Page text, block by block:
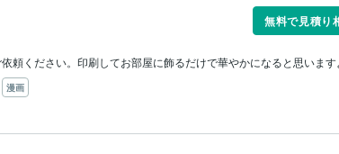
無料で見積り
頼ください。印刷してお部屋に飾るだけで華やかになると思いま
漫画